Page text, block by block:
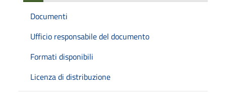
Documenti
Ufficio responsabile del documento
Formati disponibili
Licenza di distribuzione